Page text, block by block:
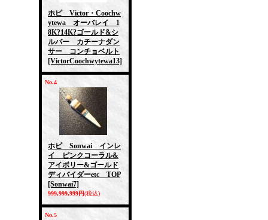
ホピ Victor・Coochw
ytewa オーバレイ 1
8K?14K?ゴールド&シ
ルバー カチーナダン
サー コンチョベルト
[VictorCoochwytewa13]
No.4
ホピ Sonwai インレ
イ ピンクコーラル&
アイボリー&ゴールド
ディバイダーetc TOP
[Sonwai7]
999,999,999円(税込)
No.5